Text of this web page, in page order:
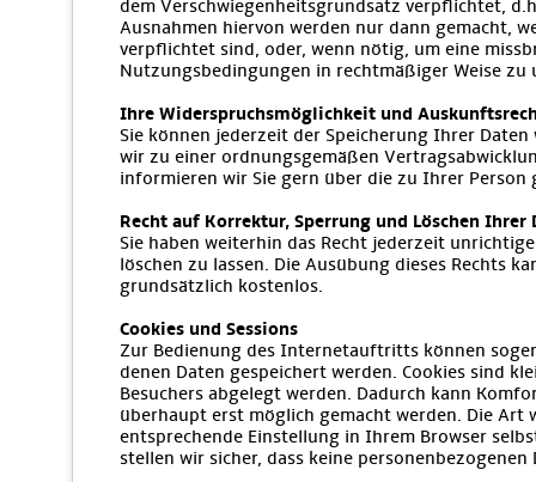
dem Verschwiegenheitsgrundsatz verpflichtet,
Ausnahmen hiervon werden nur dann gemacht,
verpflichtet sind, oder, wenn nötig, um eine
Nutzungsbedingungen in rechtmäßiger Weise zu
Ihre Widerspruchsmöglichkeit und
Sie können jederzeit der Speicherung Ihrer
wir zu einer ordnungsgemäßen
informieren wir Sie gern über die zu Ihrer Person
Recht auf Korrektur, Sperrung und Löschen Ihrer
Sie haben weiterhin das Recht jederzeit
löschen zu lassen. Die Ausübung dieses Rechts
grundsätzlich kostenlos.
Cookies und Sessions
Zur Bedienung des Internetauftritts können
denen Daten gespeichert werden. Cookies sind
Besuchers abgelegt werden. Dadurch kann
überhaupt erst möglich gemacht werden. Die Art
entsprechende Einstellung in Ihrem Browser
stellen wir sicher, dass keine